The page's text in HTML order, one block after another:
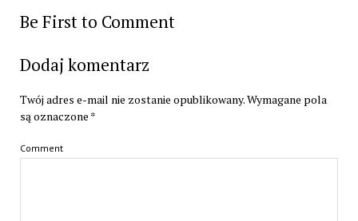
Be First to Comment
Dodaj komentarz
Twój adres e-mail nie zostanie opublikowany.Wymagane pola
są oznaczone *
Comment